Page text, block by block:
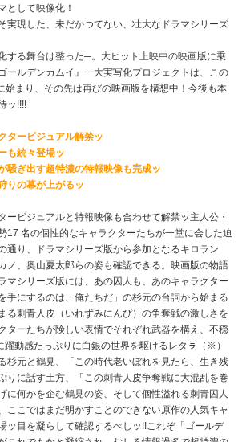
として映像化！
実現した、未だかつてない、壮大なドラマシリーズ
する舞台は整った─。大ヒット上映中の映画版に乗
ールデンカムイ』一大実写化プロジェクトは、この
始まり、その先は再びの映画版を構想中！今後も本
ッ!!!!
タービジュアル解禁ッ
も続々登場ッ
騒ぎ出す超特濃の特報映像も完成ッ
りの幕が上がるッ
ービジュアルと特報映像も合わせて解禁ッ 主人公・
17 名の個性的なキャラクターたちが一堂に会した迫
通り、ドラマシリーズ版から参加となるキロラン
ノ、奥山夏太郎らの姿も確認できる。映画版の物語
マシリーズ版には、あの囚人も、あのキャラクター
手にするのは、俺たちだ」の杉元の台詞から始まる
る刺青人皮（いれずみにんぴ）の争奪戦の激しさを
ターたちが険しい表情でそれぞれ武器を構え、不穏
動感たっぷりに白銀の世界を駆けるレタㇻ（※）
杉元と鶴見、「この時代老いぼれを見たら、生き残
りに話す土方、「この刺青人皮争奪戦に大混乱を巻
に何かを企む鶴見の姿、そして個性溢れる刺青囚人
こではまだ明かすことのできない原作の人気キャ
ッ 目を凝らして確認するべしッ!!これぞ「ゴールデ